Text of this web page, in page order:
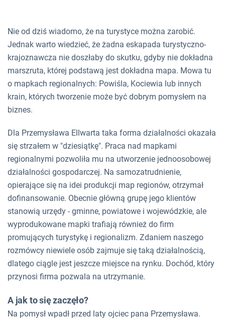
Nie od dziś wiadomo, że na turystyce można zarobić.
Jednak warto wiedzieć, że żadna eskapada turystyczno-
krajoznawcza nie doszłaby do skutku, gdyby nie dokładna
marszruta, której podstawą jest dokładna mapa. Mowa tu
o mapkach regionalnych: Powiśla, Kociewia lub innych
krain, których tworzenie może być dobrym pomysłem na
biznes.
Dla Przemysława Ellwarta taka forma działalności okazała
się strzałem w "dziesiątkę". Praca nad mapkami
regionalnymi pozwoliła mu na utworzenie jednoosobowej
działalności gospodarczej. Na samozatrudnienie,
opierające się na idei produkcji map regionów, otrzymał
dofinansowanie. Obecnie główną grupę jego klientów
stanowią urzędy - gminne, powiatowe i wojewódzkie, ale
wyprodukowane mapki trafiają również do firm
promujących turystykę i regionalizm. Zdaniem naszego
rozmówcy niewiele osób zajmuje się taką działalnością,
dlatego ciągle jest jeszcze miejsce na rynku. Dochód, który
przynosi firma pozwala na utrzymanie.
A jak to się zaczęło?
Na pomysł wpadł przed laty ojciec pana Przemysława.